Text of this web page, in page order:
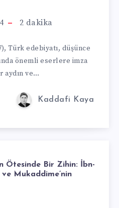
2 dakika
Türk edebiyatı, düşünce
önemli eserlere imza
aydın ve…
Kaddafi Kaya
Ötesinde Bir Zihin: İbn-
Mukaddime’nin